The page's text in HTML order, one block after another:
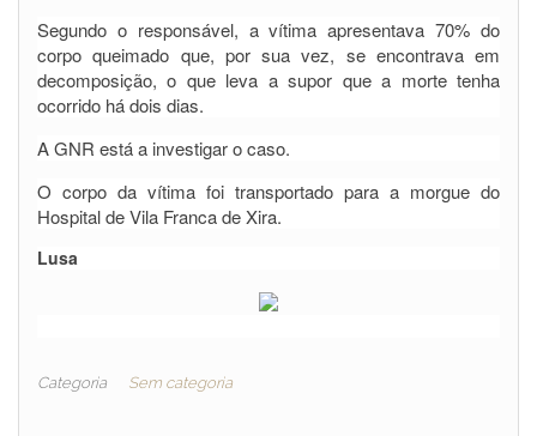
Segundo o responsável, a vítima apresentava 70% do
corpo queimado que, por sua vez, se encontrava em
decomposição, o que leva a supor que a morte tenha
ocorrido há dois dias.
A GNR está a investigar o caso.
O corpo da vítima foi transportado para a morgue do
Hospital de Vila Franca de Xira.
Lusa
Categoria Sem categoria